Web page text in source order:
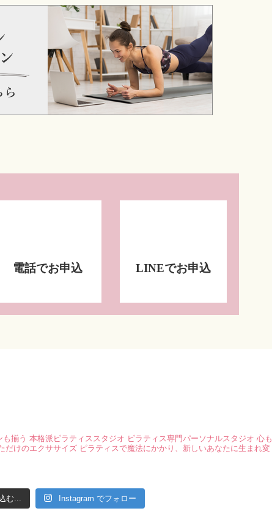
電話でお申込 LINEでお申込
揃う 本格派ピラティススタジオ ピラティス専門パーソナルスタジオ 心も
だけのエクササイズ ピラティスで魔法にかかり、新しいあなたに生まれ変
む... Instagram でフォロー